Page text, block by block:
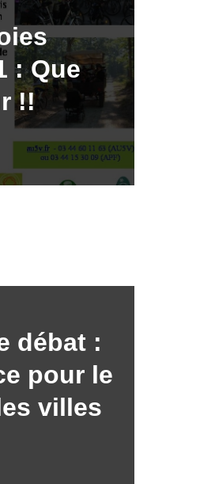
: Que
!!
débat :
pour le
villes